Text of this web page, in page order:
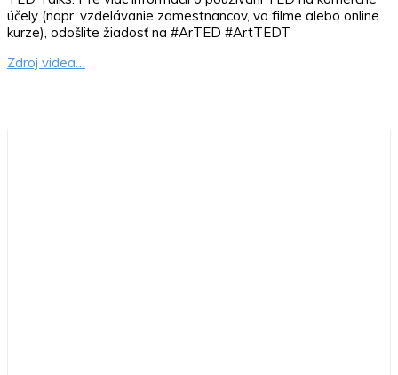
účely (napr. vzdelávanie zamestnancov, vo filme alebo online
kurze), odošlite žiadosť na #ArTED #ArtTEDT
Zdroj videa…